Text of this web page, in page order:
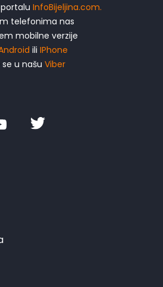
InfoBijeljina.com.
telefonima nas
mobilne verzije
ili IPhone
u našu Viber